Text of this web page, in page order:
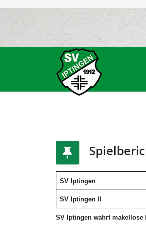
SV Iptingen
SV Iptingen II
SV Iptingen wahrt makellose